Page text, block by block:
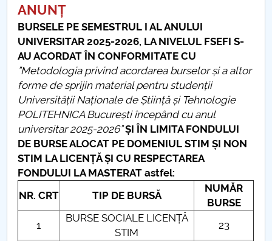
STUDENŢII BENEFICIARI AI BURSELOR
ANUNȚ
BURSELE PE SEMESTRUL I AL ANULUI
UNIVERSITAR 2025-2026, LA NIVELUL FSEFI S-
AU ACORDAT ÎN CONFORMITATE CU
”Metodologia privind acordarea burselor și a altor
forme de sprijin material pentru studenții
Universității Naționale de Știință și Tehnologie
POLITEHNICA București începând cu anul
universitar 2025-2026”ȘI ÎN LIMITA FONDULUI
DE BURSE ALOCAT PE DOMENIUL STIM ȘI NON
STIM LA LICENȚĂ ȘI CU RESPECTAREA
FONDULUI LA MASTERAT astfel:
NR. CRT
TIP DE BURSĂ
NUMĂR
BURSE
1
BURSE SOCIALE LICENȚĂ
STIM
23